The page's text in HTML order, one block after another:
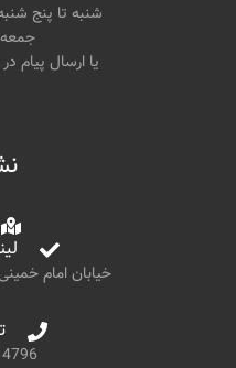
شنبه تا پنج شنبه: ۱۰ تا ۱۳ و ۱۷
جمعه: ۱۸ تا
یا ارسال پیام
خیابان امام